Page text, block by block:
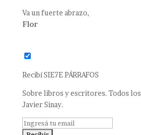
Va un fuerte abrazo,
Flor
Recibí SIE7E PÁRRAFOS
Sobre libros y escritores. Todos
Javier Sinay.